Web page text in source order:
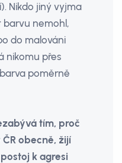
Nikdo jiný vyjma
barvu nemohl,
do­ malováni
nikomu přes
poměrně
tím, proč
obec­ně, žijí
k agresi